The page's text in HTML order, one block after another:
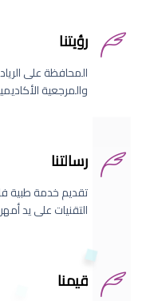
رؤيتنا
المحافظة على
والمرجعية
رسالتنا
تقديم خدمة طبية
التقنيات على يد
قيمنا